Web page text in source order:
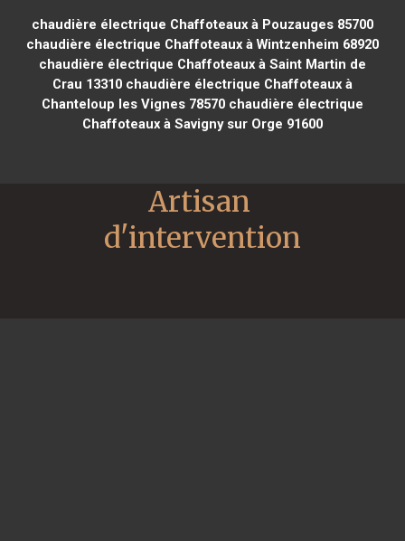
chaudière électrique Chaffoteaux à Pouzauges 85700
chaudière électrique Chaffoteaux à Wintzenheim 68920
chaudière électrique Chaffoteaux à Saint Martin de
Crau 13310chaudière électrique Chaffoteaux à
Chanteloup les Vignes 78570chaudière électrique
Chaffoteaux à Savigny sur Orge 91600
Artisan
d'intervention